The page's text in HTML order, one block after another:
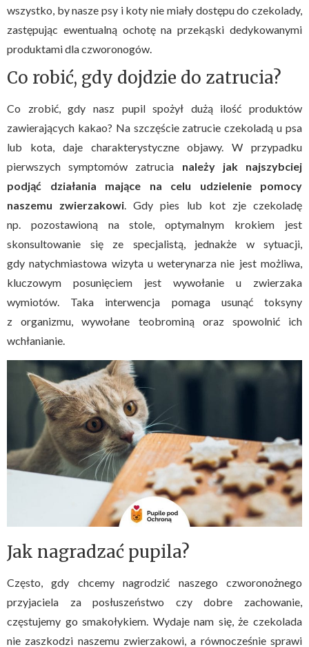
wszystko, by nasze psy i koty nie miały dostępu do czekolady,
zastępując ewentualną ochotę na przekąski dedykowanymi
produktami dla czworonogów.
Co robić, gdy dojdzie do zatrucia?
Co zrobić, gdy nasz pupil spożył dużą ilość produktów
zawierających kakao? Na szczęście zatrucie czekoladą u psa
lub kota, daje charakterystyczne objawy. W przypadku
pierwszych symptomów zatrucia należy jak najszybciej
podjąć działania mające na celu udzielenie pomocy
naszemu zwierzakowi. Gdy pies lub kot zje czekoladę
np. pozostawioną na stole, optymalnym krokiem jest
skonsultowanie się ze specjalistą, jednakże w sytuacji,
gdy natychmiastowa wizyta u weterynarza nie jest możliwa,
kluczowym posunięciem jest wywołanie u zwierzaka
wymiotów. Taka interwencja pomaga usunąć toksyny
z organizmu, wywołane teobrominą oraz spowolnić ich
wchłanianie.
Jak nagradzać pupila?
Często, gdy chcemy nagrodzić naszego czworonożnego
przyjaciela za posłuszeństwo czy dobre zachowanie,
częstujemy go smakołykiem. Wydaje nam się, że czekolada
nie zaszkodzi naszemu zwierzakowi, a równocześnie sprawi